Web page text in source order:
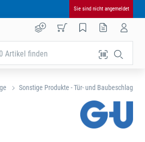
Sie sind nicht angemeldet
Artikel finden
Sonstige Produkte - Tür- und Baubeschlag